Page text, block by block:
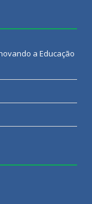
a Educação